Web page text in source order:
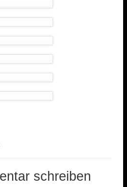
schreiben